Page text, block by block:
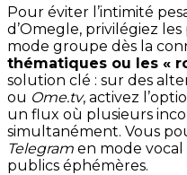
Pour éviter l’intimité
d’Omegle, privilégiez
mode groupe dès la
thématiques ou les «
solution clé : sur des
ou Ome.tv, activez
un flux où plusieurs
simultanément. Vous
Telegram en mode vocal
publics éphémères.